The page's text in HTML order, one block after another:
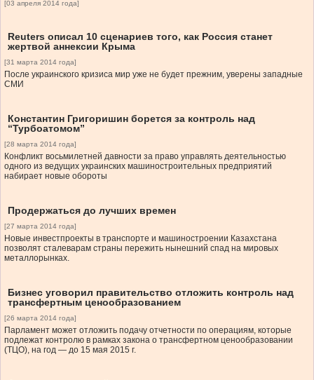
[03 апреля 2014 года]
Reuters описал 10 сценариев того, как Россия станет
жертвой аннексии Крыма
[31 марта 2014 года]
После украинского кризиса мир уже не будет прежним, уверены западные
СМИ
Константин Григоришин борется за контроль над
“Турбоатомом”
[28 марта 2014 года]
Конфликт восьмилетней давности за право управлять деятельностью
одного из ведущих украинских машиностроительных предприятий
набирает новые обороты
Продержаться до лучших времен
[27 марта 2014 года]
Новые инвестпроекты в транспорте и машиностроении Казахстана
позволят сталеварам страны пережить нынешний спад на мировых
металлорынках.
Бизнес уговорил правительство отложить контроль над
трансфертным ценообразованием
[26 марта 2014 года]
Парламент может отложить подачу отчетности по операциям, которые
подлежат контролю в рамках закона о трансфертном ценообразовании
(ТЦО), на год — до 15 мая 2015 г.